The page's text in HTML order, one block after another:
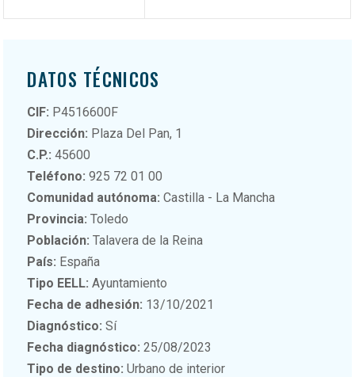
DATOS TÉCNICOS
CIF: P4516600F
Dirección: Plaza Del Pan, 1
C.P.: 45600
Teléfono: 925 72 01 00
Comunidad autónoma: Castilla - La Mancha
Provincia: Toledo
Población: Talavera de la Reina
País: España
Tipo EELL: Ayuntamiento
Fecha de adhesión: 13/10/2021
Diagnóstico: Sí
Fecha diagnóstico: 25/08/2023
Tipo de destino: Urbano de interior